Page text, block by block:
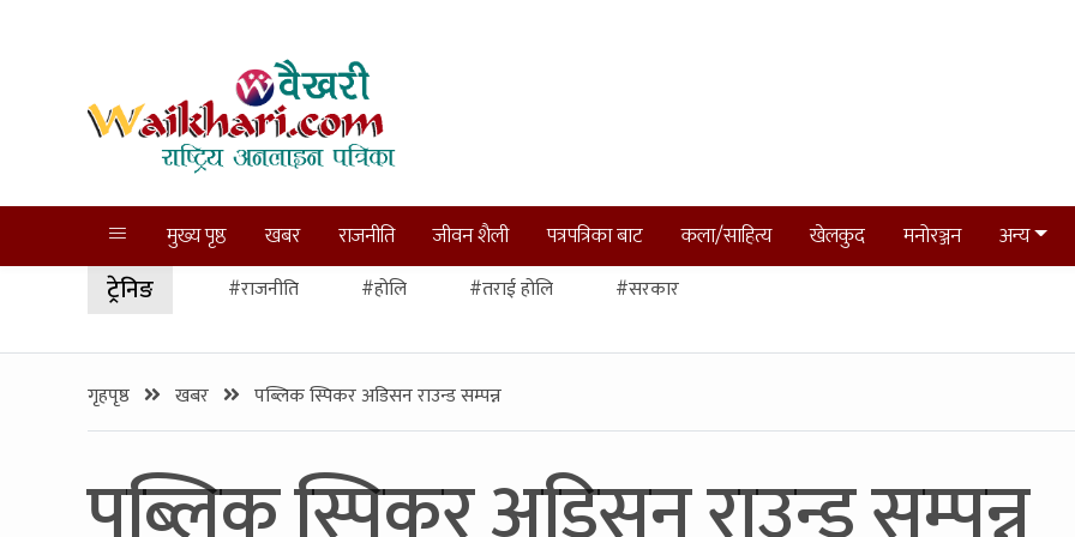
मुख्य पृष्ठ खबर राजनीति जीवन शैली पत्रपत्रिका बाट कला/साहित्य खेलकुद मनोरञ्जन अन्य
ट्रेनिङ #राजनीति #होलि #तराई होलि #सरकार
गृहपृष्ठ खबर पब्लिक स्पिकर अडिसन राउन्ड सम्पन्न